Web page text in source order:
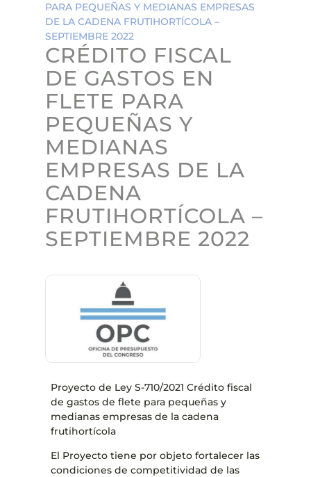
PARA PEQUEÑAS Y MEDIANAS EMPRESAS
DE LA CADENA FRUTIHORTÍCOLA –
SEPTIEMBRE 2022
CRÉDITO FISCAL
DE GASTOS EN
FLETE PARA
PEQUEÑAS Y
MEDIANAS
EMPRESAS DE LA
CADENA
FRUTIHORTÍCOLA –
SEPTIEMBRE 2022
Proyecto de Ley S-710/2021 Crédito fiscal
de gastos de flete para pequeñas y
medianas empresas de la cadena
frutihortícola
El Proyecto tiene por objeto fortalecer las
condiciones de competitividad de las